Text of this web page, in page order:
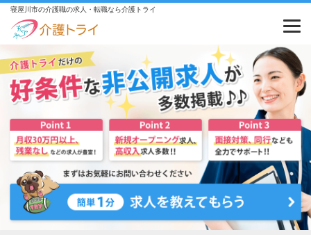
寝屋川市の介護職の求人・転職なら介護トライ